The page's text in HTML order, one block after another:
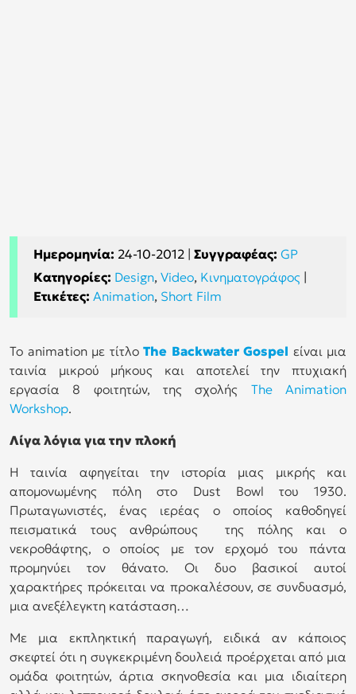
Ημερομηνία: 24-10-2012 | Συγγραφέας: GP
Κατηγορίες: Design, Video, Κινηματογράφος |
Ετικέτες: Animation, Short Film
Το animation με τίτλο The Backwater Gospel είναι μια
ταινία μικρού μήκους και αποτελεί την πτυχιακή
εργασία 8 φοιτητών, της σχολής The Animation
Workshop.
Λίγα λόγια για την πλοκή
Η ταινία αφηγείται την ιστορία μιας μικρής και
απομονωμένης πόλη στο Dust Bowl του 1930.
Πρωταγωνιστές, ένας ιερέας ο οποίος καθοδηγεί
πεισματικά τους ανθρώπους της πόλης και ο
νεκροθάφτης, ο οποίος με τον ερχομό του πάντα
προμηνύει τον θάνατο. Οι δυο βασικοί αυτοί
χαρακτήρες πρόκειται να προκαλέσουν, σε συνδυασμό,
μια ανεξέλεγκτη κατάσταση…
Με μια εκπληκτική παραγωγή, ειδικά αν κάποιος
σκεφτεί ότι η συγκεκριμένη δουλειά προέρχεται από μια
ομάδα φοιτητών, άρτια σκηνοθεσία και μια ιδιαίτερη